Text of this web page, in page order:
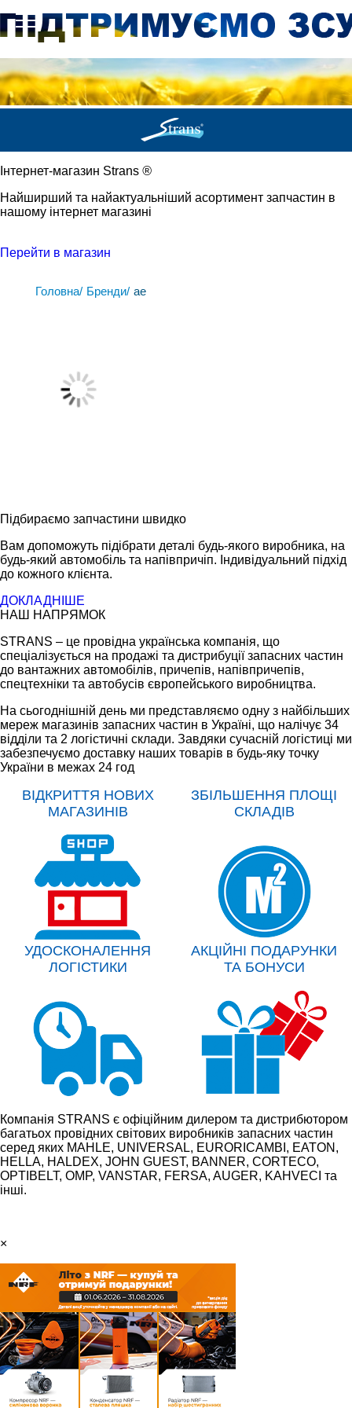
Iнтернет-магазин Strans ®
Найширший та найактуальніший асортимент запчастин в
нашому інтернет магазині
Перейти в магазин
Головна/ Бренди/ ae
Підбираємо запчастини швидко
Вам допоможуть підібрати деталі будь-якого виробника, на
будь-який автомобіль та напівпричіп. Індивідуальний підхід
до кожного клієнта.
ДОКЛАДНІШЕ
НАШ НАПРЯМОК
STRANS – це провідна українська компанія, що
спеціалізується на продажі та дистрибуції запасних частин
до вантажних автомобілів, причепів, напівпричепів,
спецтехніки та автобусів європейського виробництва.
На сьогоднішній день ми представляємо одну з найбільших
мереж магазинів запасних частин в Україні, що налічує 34
відділи та 2 логістичні склади. Завдяки сучасній логістиці ми
забезпечуємо доставку наших товарів в будь-яку точку
України в межах 24 год
ВІДКРИТТЯ НОВИХ
МАГАЗИНІВ
ЗБІЛЬШЕННЯ ПЛОЩІ
СКЛАДІВ
УДОСКОНАЛЕННЯ
ЛОГІСТИКИ
АКЦІЙНІ ПОДАРУНКИ
ТА БОНУСИ
Компанія STRANS є офіційним дилером та дистрибютором
багатьох провідних світових виробників запасних частин
серед яких MAHLE, UNIVERSAL, EURORICAMBI, EATON,
HELLA, HALDEX, JOHN GUEST, BANNER, CORTECO,
OPTIBELT, OMP, VANSTAR, FERSA, AUGER, KAHVECI та
інші.
×